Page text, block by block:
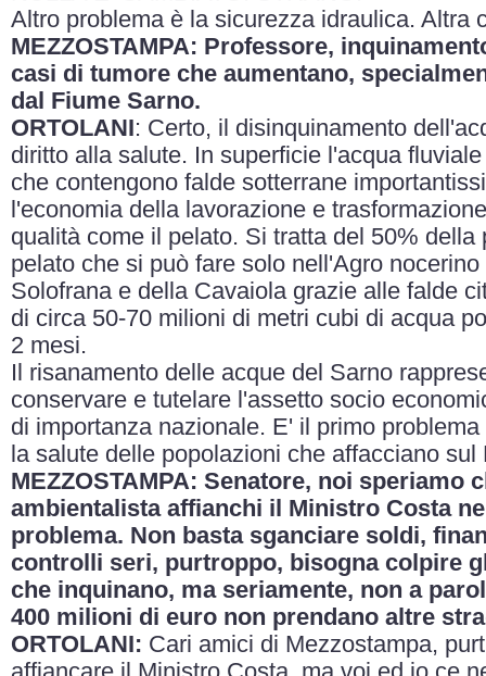
Altro problema è la sicurezza idraulica. Altra
MEZZOSTAMPA: Professore,
casi di tumore che aumentano,
dal Fiume Sarno.
ORTOLANI: Certo, il disinquinamento
diritto alla salute. In superficie l'acqua
che contengono falde sotterrane
l'economia della lavorazione e
qualità come il pelato. Si tratta del 50% della
pelato che si può fare solo nell'Agro
Solofrana e della Cavaiola grazie alle falde
di circa 50-70 milioni di metri cubi di acqua
2 mesi.
Il risanamento delle acque del Sarno
conservare e tutelare l'assetto socio
di importanza nazionale. E' il primo
la salute delle popolazioni che affacciano sul
MEZZOSTAMPA: Senatore, noi speriamo
ambientalista affianchi il Ministro Costa
problema. Non basta sganciare soldi,
controlli seri, purtroppo, bisogna colpire
che inquinano, ma seriamente, non a
400 milioni di euro non prendano altre
ORTOLANI: Cari amici di Mezzostampa,